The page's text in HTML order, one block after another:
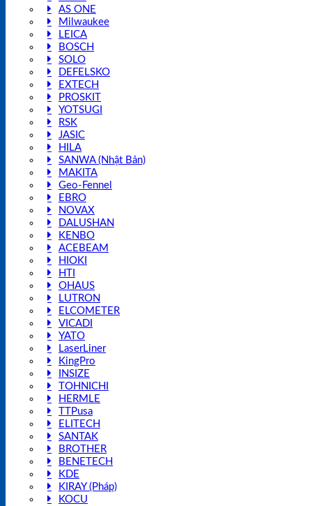
AS ONE
Milwaukee
LEICA
BOSCH
SOLO
DEFELSKO
EXTECH
PROSKIT
YOTSUGI
RSK
JASIC
HILA
SANWA (Nhật Bản)
MAKITA
Geo-Fennel
EBRO
NOVAX
DALUSHAN
KENBO
ACEBEAM
HIOKI
HTI
OHAUS
LUTRON
ELCOMETER
VICADI
YATO
LaserLiner
KingPro
INSIZE
TOHNICHI
HERMLE
TTPusa
ELITECH
SANTAK
BROTHER
BENETECH
KDE
KIRAY (Pháp)
KOCU